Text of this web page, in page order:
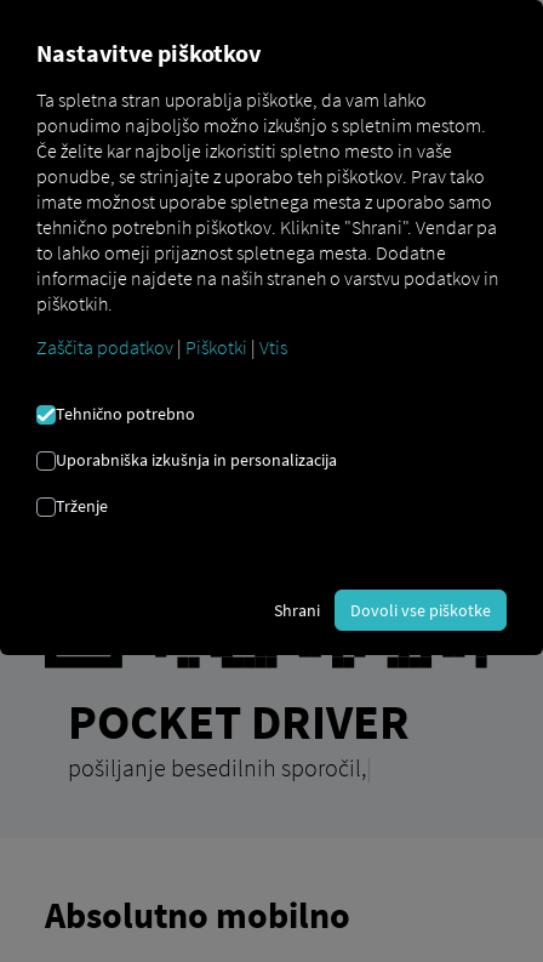
Apps Pocket Driver
POCKET DRIVER
pošiljanje besedilnih sporočil|
Absolutno mobilno
Nastavitve piškotkov
Ta spletna stran uporablja piškotke, da vam lahko
ponudimo najboljšo možno izkušnjo s spletnim mestom.
Če želite kar najbolje izkoristiti spletno mesto in vaše
ponudbe, se strinjajte z uporabo teh piškotkov. Prav tako
imate možnost uporabe spletnega mesta z uporabo samo
tehnično potrebnih piškotkov. Kliknite "Shrani". Vendar pa
to lahko omeji prijaznost spletnega mesta. Dodatne
informacije najdete na naših straneh o varstvu podatkov in
piškotkih.
Zaščita podatkov | Piškotki | Vtis
Tehnično potrebno
Uporabniška izkušnja in personalizacija
Trženje
Shrani Dovoli vse piškotke